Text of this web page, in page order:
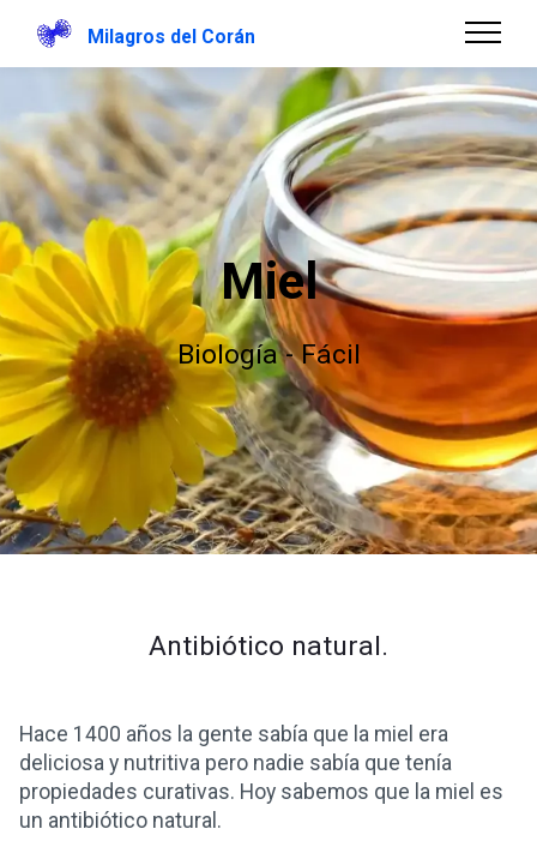
Milagros del Corán
Miel
Biología - Fácil
Antibiótico natural.
Hace 1400 años la gente sabía que la miel era
deliciosa y nutritiva pero nadie sabía que tenía
propiedades curativas. Hoy sabemos que la miel es
un antibiótico natural.